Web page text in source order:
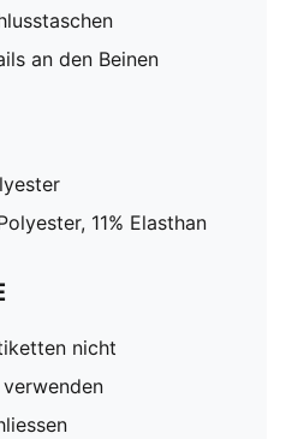
an den Beinen
11% Elasthan
nicht